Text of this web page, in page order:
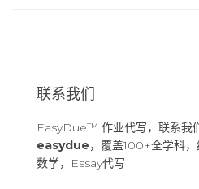
联系我们
EasyDue™ 作业代写，联系我
easydue，覆盖100+全学科，
数学，Essay代写